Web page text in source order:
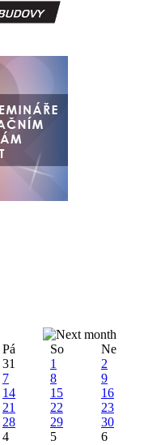
Pá So
Ne
31 1
2
7 8
9
14 15
16
21 22
23
28 29
30
4 5 6